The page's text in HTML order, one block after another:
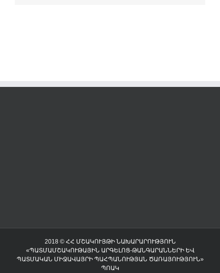
2018 © ՀՀ ՄՇԱԿՈՒՅԹԻ ՆԱԽԱՐԱՐՈՒԹՅՈՒՆ
«ՊԱՏՄԱՄՇԱԿՈՒԹԱՅԻՆ ԱՐԳԵԼՈՑ-ԹԱՆԳԱՐԱՆՆԵՐԻ ԵՎ
ՊԱՏՄԱԿԱՆ ՄԻՋԱՎԱՅՐԻ ՊԱՀՊԱՆՈՒԹՅԱՆ ԾԱՌԱՅՈՒԹՅՈՒՆ»
ՊՈԱԿ